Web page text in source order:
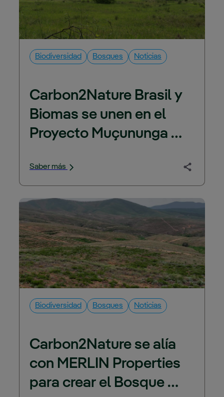
Biodiversidad Bosques Noticias
Carbon2Nature Brasil y
Biomas se unen en el
Proyecto Muçununga
nativos
Saber más
Biodiversidad Bosques Noticias
Carbon2Nature se alía
con MERLIN Properties
para crear el Bosque